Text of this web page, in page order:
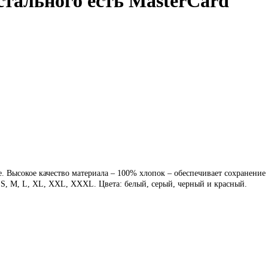
качество материала – 100% хлопок – обеспечивает сохранение
S, M, L, XL, XXL, XXXL. Цвета: белый, серый, черный и красный.